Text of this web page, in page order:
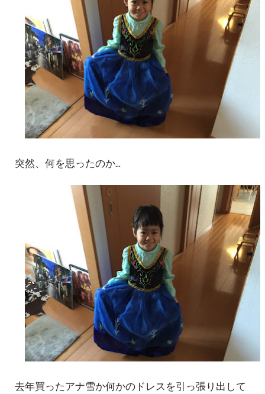
突然、何を思ったのか...
去年買ったアナ雪か何かのドレスを引っ張り出して